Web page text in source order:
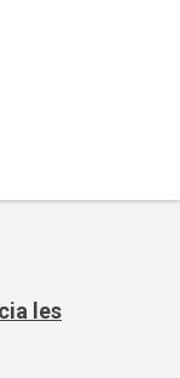
les